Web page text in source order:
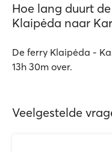
Hoe lang duurt
Klaipėda naar
De ferry Klaipėda -
13h 30m over.
Veelgestelde